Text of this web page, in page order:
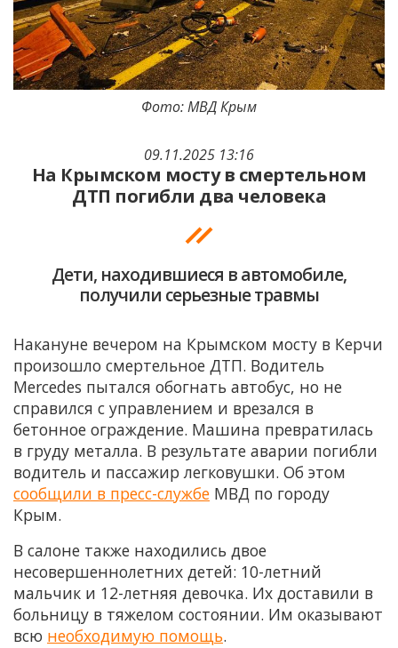
09.11.2025 13:16
На Крымском мосту в смертельном
ДТП погибли два человека
Дети, находившиеся в автомобиле,
получили серьезные травмы
Фото: МВД Крым
Накануне вечером на Крымском мосту в Керчи
произошло смертельное ДТП. Водитель
Mercedes пытался обогнать автобус, но не
справился с управлением и врезался в
бетонное ограждение. Машина превратилась
в груду металла. В результате аварии погибли
водитель и пассажир легковушки. Об этом
сообщили в пресс-службе МВД по городу
Крым.
В салоне также находились двое
несовершеннолетних детей: 10-летний
мальчик и 12-летняя девочка. Их доставили в
больницу в тяжелом состоянии. Им оказывают
всю необходимую помощь.